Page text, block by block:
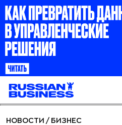
НОВОСТИ / БИЗНЕС